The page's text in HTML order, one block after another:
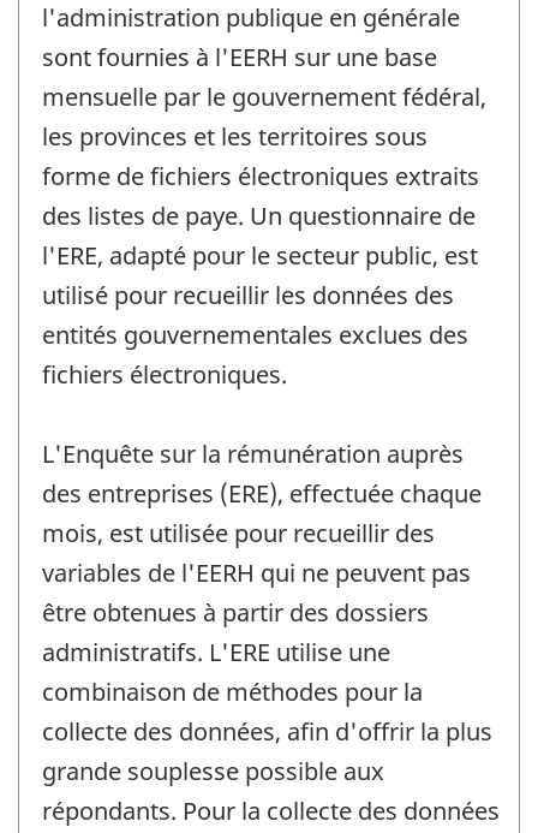
l'administration publique en générale
sont fournies à l'EERH sur une base
mensuelle par le gouvernement fédéral,
les provinces et les territoires sous
forme de fichiers électroniques extraits
des listes de paye. Un questionnaire de
l'ERE, adapté pour le secteur public, est
utilisé pour recueillir les données des
entités gouvernementales exclues des
fichiers électroniques.
L'Enquête sur la rémunération auprès
des entreprises (ERE), effectuée chaque
mois, est utilisée pour recueillir des
variables de l'EERH qui ne peuvent pas
être obtenues à partir des dossiers
administratifs. L'ERE utilise une
combinaison de méthodes pour la
collecte des données, afin d'offrir la plus
grande souplesse possible aux
répondants. Pour la collecte des données